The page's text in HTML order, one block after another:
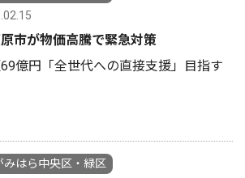
市が物価高騰で緊急対策
億円「全世代への直接支援」目指す
みはら中央区・緑区